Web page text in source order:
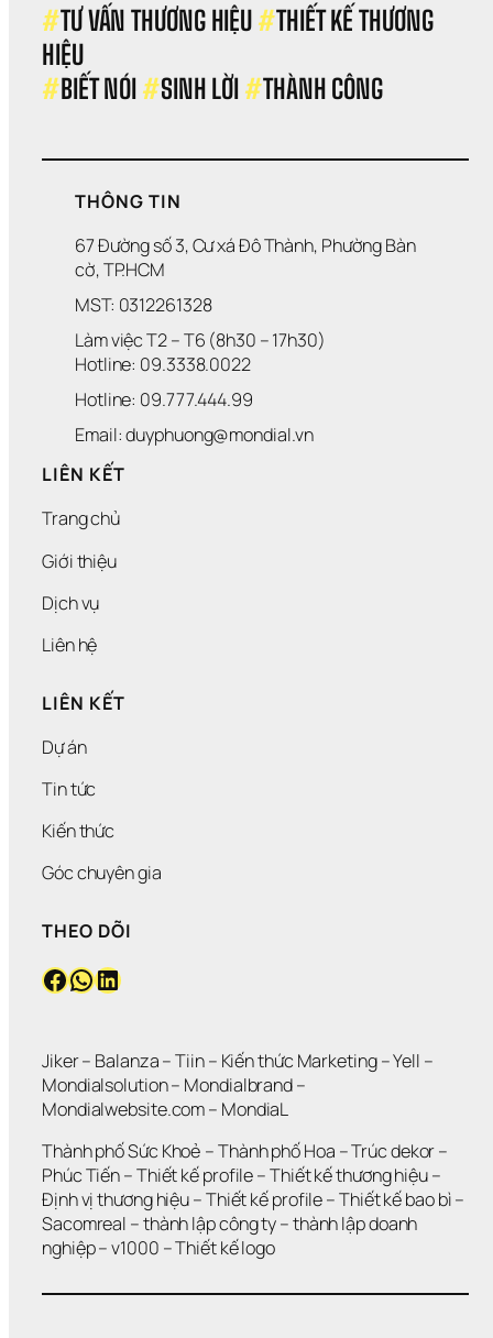
#TƯ VẤN THƯƠNG HIỆU #THIẾT KẾ THƯƠNG
HIỆU
#BIẾT NÓI #SINH LỜI #THÀNH CÔNG
THÔNG TIN
67 Đường số 3, Cư xá Đô Thành, Phường Bàn
cờ, TP.HCM
MST: 0312261328
Làm việc T2 – T6 (8h30 – 17h30)
Hotline: 09.3338.0022
Hotline: 09.777.444.99
Email: duyphuong@mondial.vn
LIÊN KẾT
Trang chủ
Giới thiệu
Dịch vụ
Liên hệ
LIÊN KẾT
Dự án
Tin tức
Kiến thức
Góc chuyên gia
THEO DÕI
Facebook WhatsApp LinkedIn
Jiker – Balanza – Tiin – Kiến thức Marketing – Yell
Mondialsolution – Mondialbrand
Mondialwebsite.com – MondiaL
Thành phố Sức Khoẻ – Thành phố Hoa – Trúc dekor
Phúc Tiến – Thiết kế profile – Thiết kế thương hiệu
Định vị thương hiệu – Thiết kế profile – Thiết kế bao bì
Sacomreal – thành lập công ty – thành lập doanh
nghiệp – v1000 – Thiết kế logo